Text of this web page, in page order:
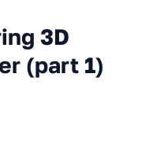
3D
(part 1)